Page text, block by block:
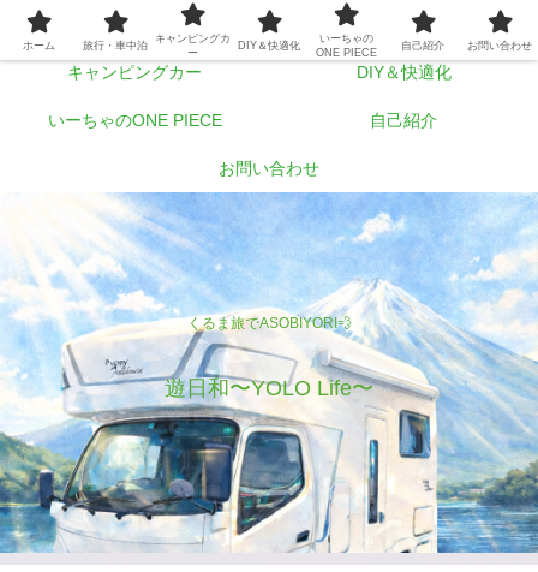
くるま旅でASOBIYORI💨
遊日和〜YOLO Life〜
ホーム 旅行・車中泊
キャンピングカー DIY＆快適化
いーちゃのONE PIECE 自己紹介
お問い合わせ
ホーム 旅行・車中泊
キャンピングカ
ー
DIY＆快適化
いーちゃの
ONE PIECE
自己紹介 お問い合わせ